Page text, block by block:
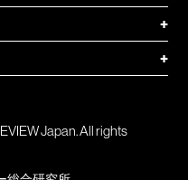
+
+
Japan. All rights